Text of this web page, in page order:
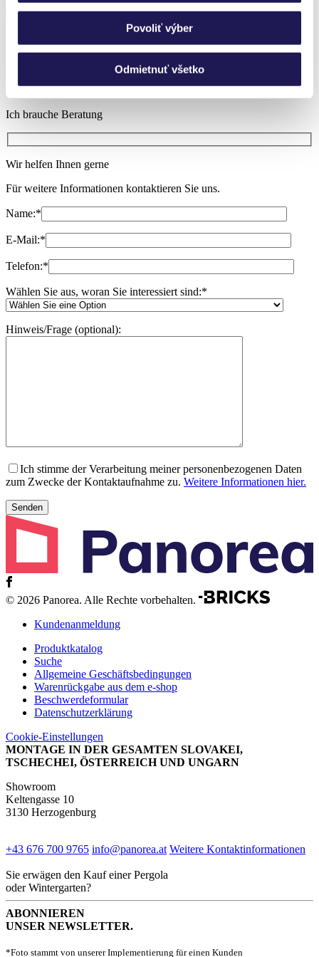
Povoliť výber
Odmietnuť všetko
Sie haben noch Fragen?
Rufen Sie uns an, wir nehmen uns gern
Zeit!
Ich brauche Beratung
Wir helfen Ihnen gerne
Für weitere Informationen kontaktieren Sie uns.
Name:*
E-Mail:*
Telefon:*
Wählen Sie aus, woran Sie interessiert sind:*
Hinweis/Frage (optional):
Ich stimme der Verarbeitung meiner personenbezogenen Daten
zum Zwecke der Kontaktaufnahme zu. Weitere Informationen hier.
© 2026 Panorea. Alle Rechte vorbehalten.
Kundenanmeldung
Produktkatalog
Suche
Allgemeine Geschäftsbedingungen
Warenrückgabe aus dem e-shop
Beschwerdeformular
Datenschutzerklärung
Cookie-Einstellungen
MONTAGE IN DER GESAMTEN SLOVAKEI,
TSCHECHEI, ÖSTERREICH UND UNGARN
Showroom
Keltengasse 10
3130 Herzogenburg
+43 676 700 9765 info@panorea.at Weitere Kontaktinformationen
Sie erwägen den Kauf einer Pergola
oder Wintergarten?
ABONNIEREN
UNSER NEWSLETTER.
*Foto stammt von unserer Implementierung für einen Kunden